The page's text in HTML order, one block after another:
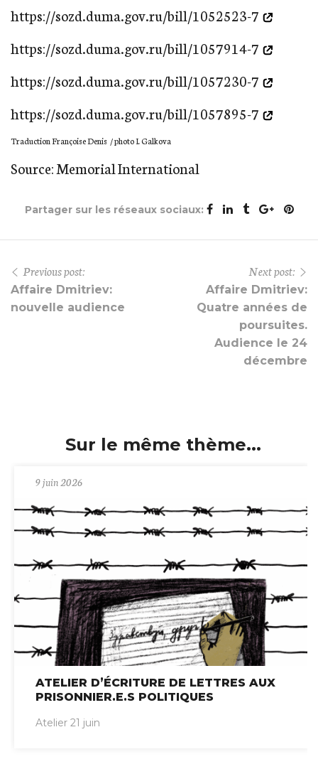
https://sozd.duma.gov.ru/bill/1052523-7
https://sozd.duma.gov.ru/bill/1057914-7
https://sozd.duma.gov.ru/bill/1057230-7
https://sozd.duma.gov.ru/bill/1057895-7
Traduction Françoise Denis / photo I. Galkova
Source: Memorial International
Partager sur les réseaux sociaux:
Previous post:
Affaire Dmitriev:
nouvelle audience
Next post:
Affaire Dmitriev:
Quatre années de
poursuites.
Audience le 24
décembre
Sur le même thème...
9 juin 2026
ATELIER D’ÉCRITURE DE LETTRES AUX
PRISONNIER.E.S POLITIQUES
Atelier 21 juin